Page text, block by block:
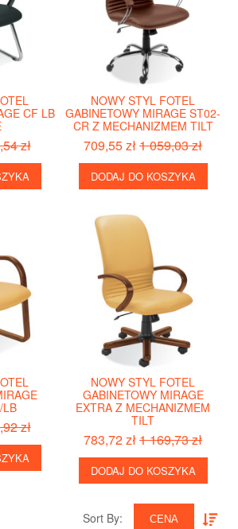
CF LB
zł
NOWY STYL FOTEL
GABINETOWY MIRAGE ST02-
CR Z MECHANIZMEM TILT
709,55 zł1 059,03 zł
DODAJ DO KOSZYKA
LB
zł
NOWY STYL FOTEL
GABINETOWY MIRAGE
EXTRA Z MECHANIZMEM
TILT
783,72 zł1 169,73 zł
DODAJ DO KOSZYKA
Sort By:‎ CENA